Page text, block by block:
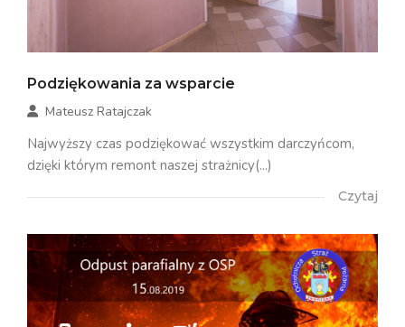
Podziękowania za wsparcie
Mateusz Ratajczak
Najwyższy czas podziękować wszystkim darczyńcom,
dzięki którym remont naszej strażnicy(...)
Czytaj